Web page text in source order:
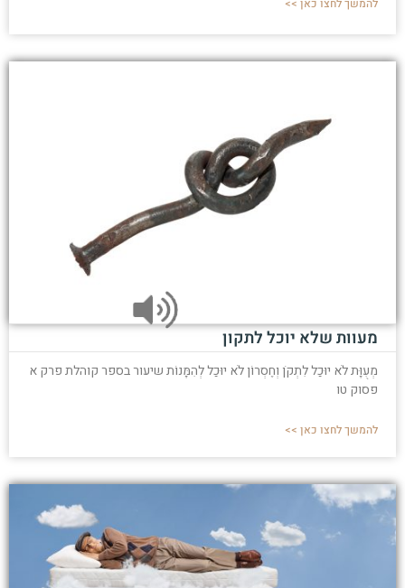
להמשך לחצו כאן >>
מעוות שלא יוכל לתקון
מְעֻוָּת לֹא יוּכַל לִתְקֹן וְחֶסְרוֹן לֹא יוּכַל לְהִמָּנוֹת שיעור בספר קוהלת פרק א
פסוק טו
להמשך לחצו כאן >>